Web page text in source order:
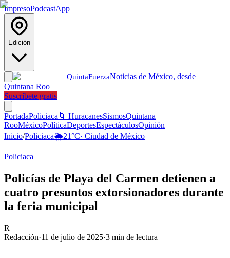
ImpresoPodcastApp
Edición
QuintaFuerzaNoticias de México, desde
Quintana Roo
Suscríbete gratis
PortadaPoliciaca 🌀 HuracanesSismosQuintana
RooMéxicoPolíticaDeportesEspectáculosOpinión
Inicio/Policiaca🌦️21°C· Ciudad de México
Policiaca
Policías de Playa del Carmen detienen a
cuatro presuntos extorsionadores durante
la feria municipal
R
Redacción·11 de julio de 2025·3 min de lectura